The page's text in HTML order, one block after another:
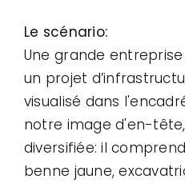
Le scénario:
Une grande
un projet
visualisé dans
notre image d'en-
diversifiée: il
benne jaune,